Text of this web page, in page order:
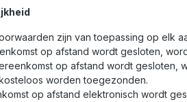
zijn van toepassing op elk
op afstand wordt gesloten,
op afstand wordt gesloten,
worden toegezonden.
op afstand elektronisch wordt